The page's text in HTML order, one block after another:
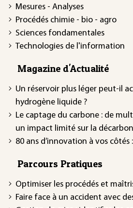
Mesures - Analyses
Procédés chimie - bio - agro
Sciences fondamentales
Technologies de l'information
Magazine d'Actualité
Un réservoir plus léger peut-il
hydrogène liquide ?
Le captage du carbone : de
un impact limité sur la
80 ans d’innovation à vos côtés
Parcours Pratiques
Optimiser les procédés et
Faire face à un accident avec